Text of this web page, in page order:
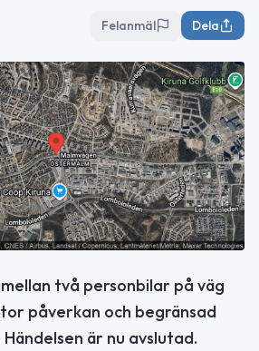
Felanmäl Dela
två personbilar på väg
påverkan och begränsad
är nu avslutad.